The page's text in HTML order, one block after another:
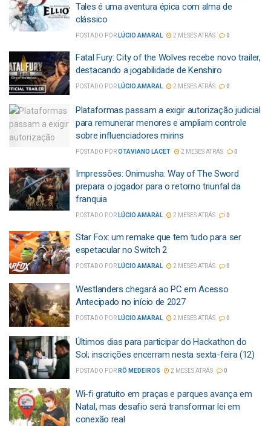
Tales é uma aventura épica com alma de
clássico
POSTADO POR LÚCIO AMARAL 2 MESES ATRÁS 0
Fatal Fury: City of the Wolves recebe novo trailer,
destacando a jogabilidade de Kenshiro
POSTADO POR LÚCIO AMARAL 2 MESES ATRÁS 0
Plataformas passam a exigir autorização judicial
para remunerar menores e ampliam controle
sobre influenciadores mirins
POSTADO POROTAVIANO LACET 2 MESES ATRÁS 0
Impressões: Onimusha: Way of The Sword
prepara o jogador para o retorno triunfal da
franquia
POSTADO POR LÚCIO AMARAL 2 MESES ATRÁS 0
Star Fox: um remake que tem tudo para ser
espetacular no Switch 2
POSTADO POR LÚCIO AMARAL 2 MESES ATRÁS 0
Westlanders chegará ao PC em Acesso
Antecipado no início de 2027
POSTADO POR LÚCIO AMARAL 2 MESES ATRÁS 0
Últimos dias para participar do Hackathon do
Sol; inscrições encerram nesta sexta-feira (12)
POSTADO POR RÔ MEDEIROS 2 MESES ATRÁS 0
Wi-fi gratuito em praças e parques avança em
Natal, mas desafio será transformar lei em
conexão real